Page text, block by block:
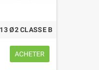
Ø2 CLASSE B
ACHETER